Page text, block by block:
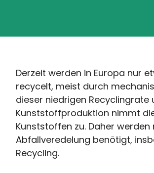
Derzeit werden in Europa nur
recycelt, meist durch
dieser niedrigen Recyclingrate
Kunststoffproduktion nimmt
Kunststoffen zu. Daher
Abfallveredelung benötigt,
Recycling.